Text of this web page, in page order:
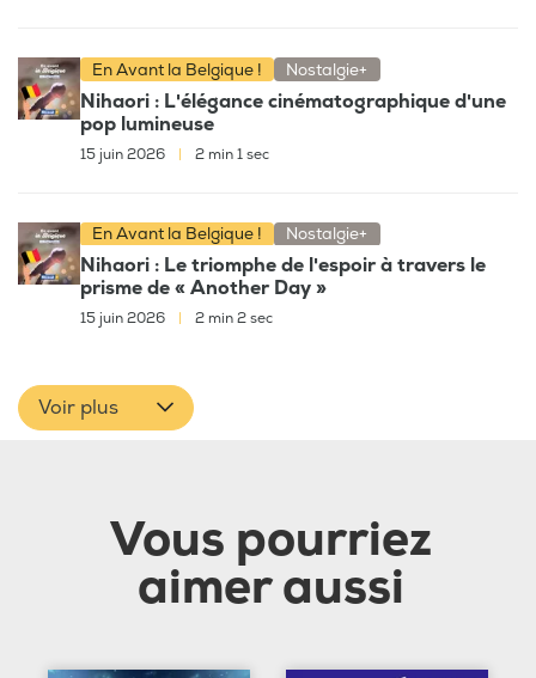
En Avant la Belgique ! Nostalgie+
Nihaori : L'élégance cinématographique d'une
pop lumineuse
15 juin 2026 | 2 min 1 sec
En Avant la Belgique ! Nostalgie+
Nihaori : Le triomphe de l'espoir à travers le
prisme de « Another Day »
15 juin 2026 2 min 2 sec
Voir plus
Vous pourriez
aimer aussi